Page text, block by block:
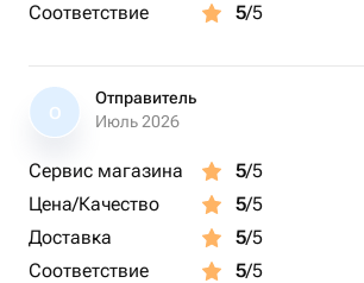
Соответствие
5/5
О
Отправитель
Июль 2026
Сервис магазина 5/5
Цена/Качество
5/5
Доставка
5/5
Соответствие
5/5